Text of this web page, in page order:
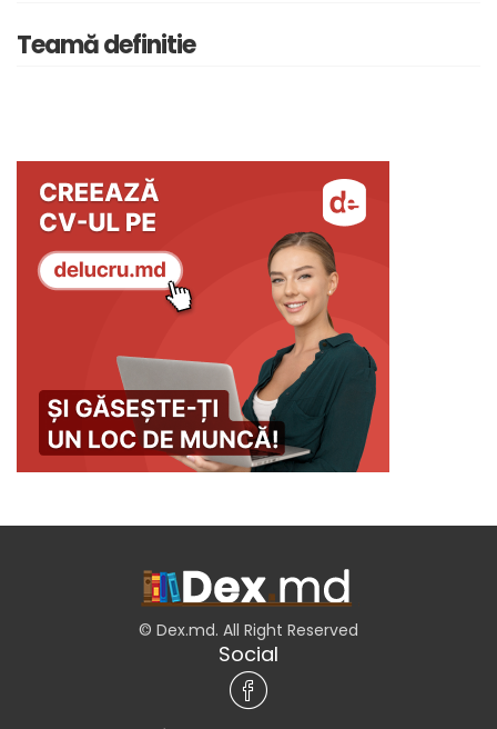
Teamă definitie
© Dex.md. All Right Reserved
Social